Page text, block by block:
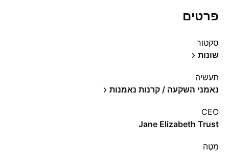
פרטים
סקטור
שונות
תעשיה
נאמני השקעה / קרנות נאמנות
CEO
Jane Elizabeth Trust
מַטֶה